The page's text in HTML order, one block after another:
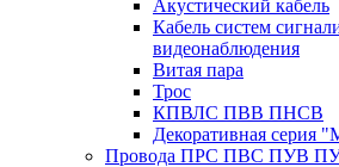
Акустический кабель
Кабель систем
видеонаблюдения
Витая пара
Трос
КПВЛС ПВВ ПНСВ
Декоративная серия
Провода ПРС ПВС ПУВ